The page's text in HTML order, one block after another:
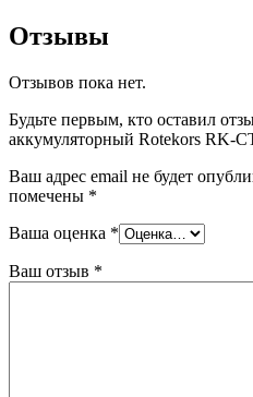
Отзывы
Отзывов пока нет.
Будьте первым, кто оставил
аккумуляторный Rotekors RK-
Ваш адрес email не будет
помечены *
Ваша оценка *
Ваш отзыв *